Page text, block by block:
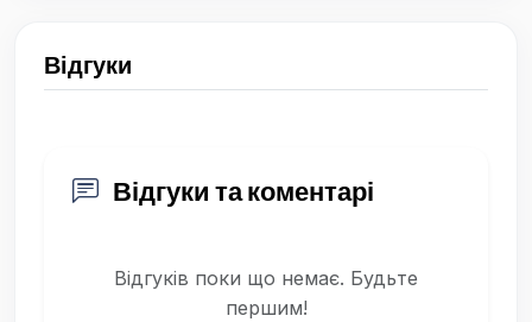
Відгуки
Відгуки та коментарі
Відгуків поки що немає. Будьте
першим!